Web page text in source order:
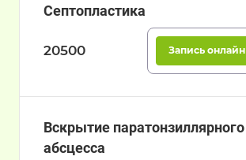
Септопластика
20500 Запись онлайн
Вскрытие паратонзиллярного
абсцесса